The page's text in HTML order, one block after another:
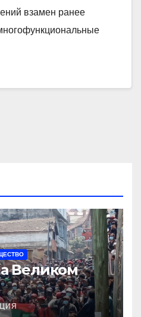
взамен ранее
Великом